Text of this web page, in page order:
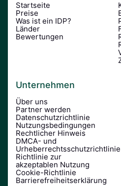
Startseite
Preise
Was ist ein IDP?
Länder
Bewertungen
Unternehmen
Über uns
Partner werden
Datenschutzrichtlinie
Nutzungsbedingungen
Rechtlicher Hinweis
DMCA- und
Urheberrechtsschutzrichtlinie
Richtlinie zur
akzeptablen Nutzung
Cookie-Richtlinie
Barrierefreiheitserklärung